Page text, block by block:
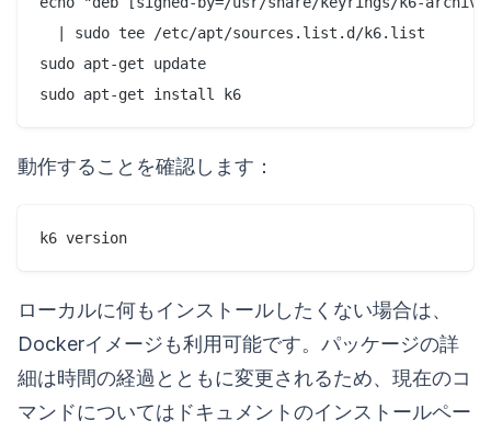
  | sudo tee /etc/apt/sources.list.d/k6.list
sudo apt-get update
動作することを確認します：
ローカルに何もインストールしたくない場合は、
Dockerイメージも利用可能です。パッケージの詳
細は時間の経過とともに変更されるため、現在のコ
マンドについてはドキュメントのインストールペー